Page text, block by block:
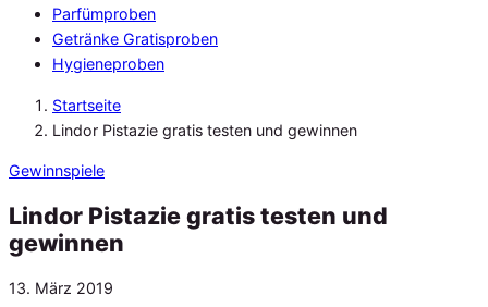
Parfümproben
Getränke Gratisproben
Hygieneproben
Startseite
Lindor Pistazie gratis testen und gewinnen
Gewinnspiele
Lindor Pistazie gratis testen und
gewinnen
Veröffentlicht
13. März 2019